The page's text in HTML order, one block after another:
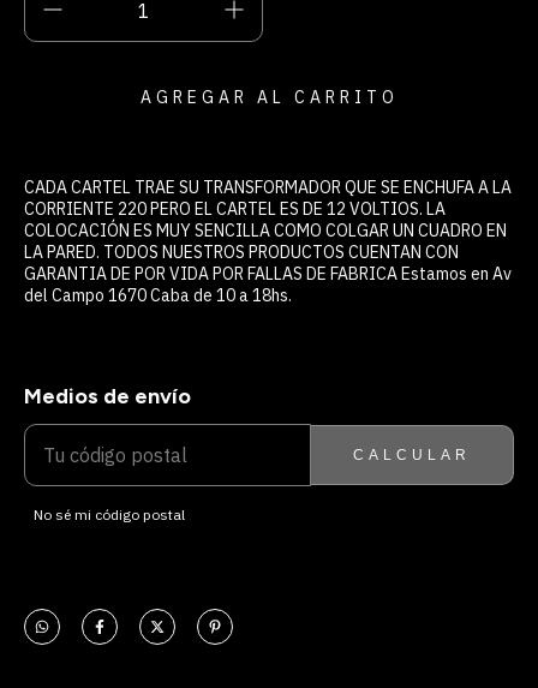
CADA CARTEL TRAE SU TRANSFORMADOR QUE SE ENCHUFA A LA
CORRIENTE 220 PERO EL CARTEL ES DE 12 VOLTIOS. LA
COLOCACIÓN ES MUY SENCILLA COMO COLGAR UN CUADRO EN
LA PARED. TODOS NUESTROS PRODUCTOS CUENTAN CON
GARANTIA DE POR VIDA POR FALLAS DE FABRICA Estamos en Av
del Campo 1670 Caba de 10 a 18hs.
ENTREGAS PARA EL CP:
Medios de envío
CALCULAR
No sé mi código postal